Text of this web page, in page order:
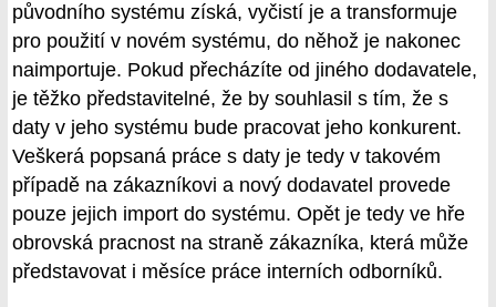
původního systému získá, vyčistí je a transformuje
pro použití v novém systému, do něhož je nakonec
naimportuje. Pokud přecházíte od jiného dodavatele,
je těžko představitelné, že by souhlasil s tím, že s
daty v jeho systému bude pracovat jeho konkurent.
Veškerá popsaná práce s daty je tedy v takovém
případě na zákazníkovi a nový dodavatel provede
pouze jejich import do systému. Opět je tedy ve hře
obrovská pracnost na straně zákazníka, která může
představovat i měsíce práce interních odborníků.